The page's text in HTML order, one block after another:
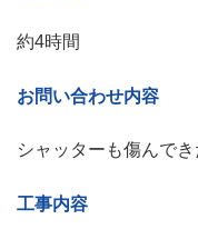
約4時間
お問い合わせ内容
シャッターも傷んで
工事内容